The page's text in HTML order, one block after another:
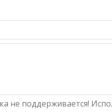
не поддерживается!